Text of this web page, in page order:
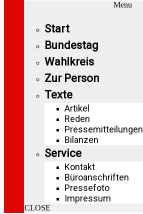
Menu
Start
Bundestag
Wahlkreis
Zur Person
Texte
Artikel
Reden
Pressemitteilungen
Bilanzen
Service
Kontakt
Büroanschriften
Pressefoto
Impressum
CLOSE